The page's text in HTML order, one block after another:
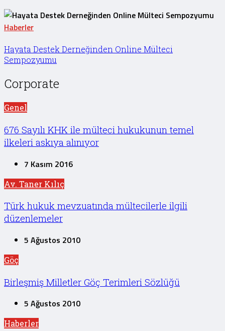
Haberler
Hayata Destek Derneğinden Online Mülteci
Sempozyumu
Corporate
Genel
676 Sayılı KHK ile mülteci hukukunun temel
ilkeleri askıya alınıyor
7 Kasım 2016
Av. Taner Kılıç
Türk hukuk mevzuatında mültecilerle ilgili
düzenlemeler
5 Ağustos 2010
Göç
Birleşmiş Milletler Göç Terimleri Sözlüğü
5 Ağustos 2010
Haberler